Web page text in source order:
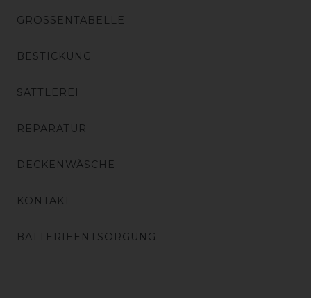
GRÖSSENTABELLE
BESTICKUNG
SATTLEREI
REPARATUR
DECKENWÄSCHE
KONTAKT
BATTERIEENTSORGUNG